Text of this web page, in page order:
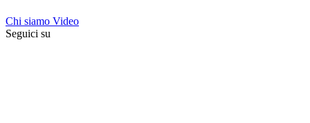
Chi siamo Video
Seguici su